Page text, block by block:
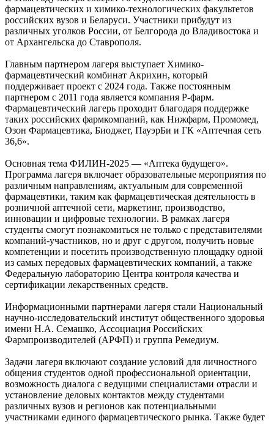
фармацевтических и химико-технологических факультетов
российских вузов и Беларуси. Участники прибудут из
различных уголков России, от Белгорода до Владивостока и
от Архангельска до Ставрополя.
Главным партнером лагеря выступает Химико-
фармацевтический комбинат Акрихин, который
поддерживает проект с 2024 года. Также постоянным
партнером с 2011 года является компания Р-фарм.
Фармацевтический лагерь проходит благодаря поддержке
таких российских фармкомпаний, как Нижфарм, Промомед,
Озон Фармацевтика, Биоджет, ПауэрБи и ГК «Аптечная сеть
36,6».
Основная тема ФИЛИН-2025 — «Аптека будущего».
Программа лагеря включает образовательные мероприятия по
различным направлениям, актуальным для современной
фармацевтики, таким как фармацевтическая деятельность в
розничной аптечной сети, маркетинг, производство,
инновации и цифровые технологии. В рамках лагеря
студенты смогут познакомиться не только с представителями
компаний-участников, но и друг с другом, получить новые
компетенции и посетить производственную площадку одной
из самых передовых фармацевтических компаний, а также
Федеральную лабораторию Центра контроля качества и
сертификации лекарственных средств.
Информационными партнерами лагеря стали Национальный
научно-исследовательский институт общественного здоровья
имени Н.А. Семашко, Ассоциация Российских
Фармпроизводителей (АРФП) и группа Ремедиум.
Задачи лагеря включают создание условий для личностного
общения студентов одной профессиональной ориентации,
возможность диалога с ведущими специалистами отрасли и
установление деловых контактов между студентами
различных вузов и регионов как потенциальными
участниками единого фармацевтического рынка. Также будет